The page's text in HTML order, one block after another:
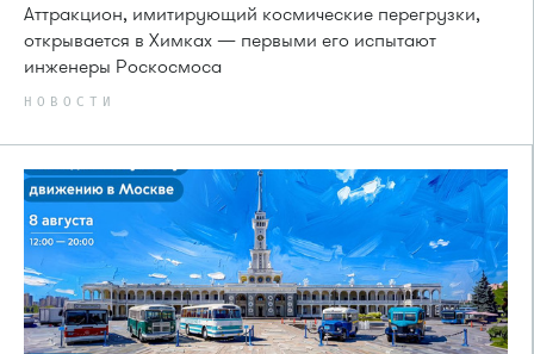
Аттракцион, имитирующий космические перегрузки,
открывается в Химках — первыми его испытают
инженеры Роскосмоса
НОВОСТИ